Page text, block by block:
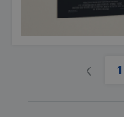
‹ 1